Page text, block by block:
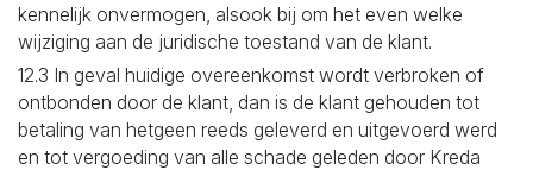
kennelijk onvermogen, alsook bij om het even welke
wijziging aan de juridische toestand van de klant.
12.3 In geval huidige overeenkomst wordt verbroken of
ontbonden door de klant, dan is de klant gehouden tot
betaling van hetgeen reeds geleverd en uitgevoerd werd
en tot vergoeding van alle schade geleden door Kreda